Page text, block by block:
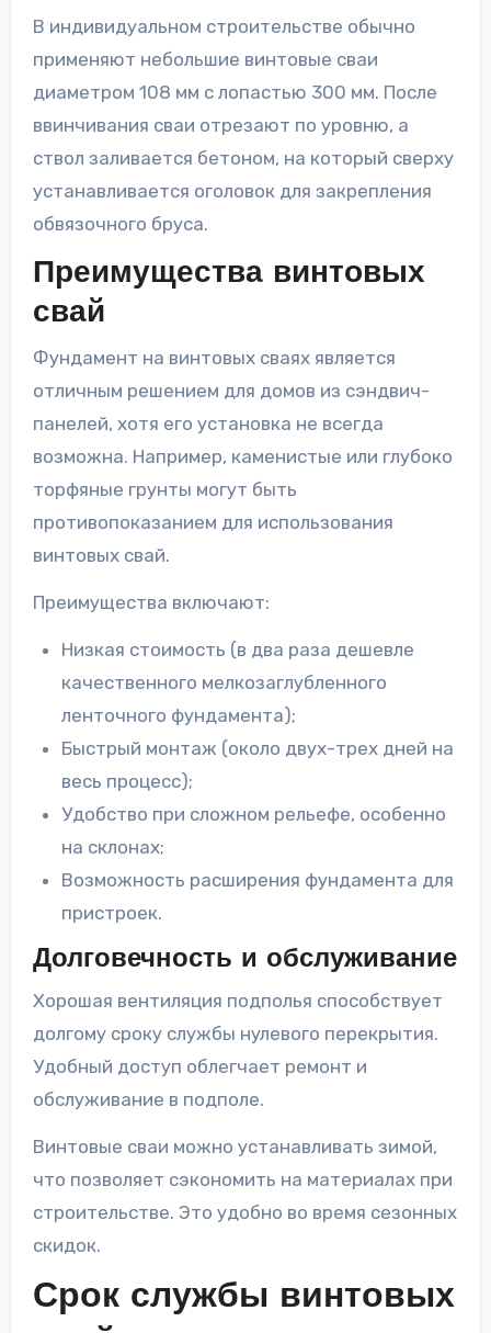
В индивидуальном строительстве обычно
применяют небольшие винтовые сваи
диаметром 108 мм с лопастью 300 мм. После
ввинчивания сваи отрезают по уровню, а
ствол заливается бетоном, на который сверху
устанавливается оголовок для закрепления
обвязочного бруса.
Преимущества винтовых
свай
Фундамент на винтовых сваях является
отличным решением для домов из сэндвич-
панелей, хотя его установка не всегда
возможна. Например, каменистые или глубоко
торфяные грунты могут быть
противопоказанием для использования
винтовых свай.
Преимущества включают:
Низкая стоимость (в два раза дешевле
качественного мелкозаглубленного
ленточного фундамента);
Быстрый монтаж (около двух-трех дней на
весь процесс);
Удобство при сложном рельефе, особенно
на склонах;
Возможность расширения фундамента для
пристроек.
Долговечность и обслуживание
Хорошая вентиляция подполья способствует
долгому сроку службы нулевого перекрытия.
Удобный доступ облегчает ремонт и
обслуживание в подполе.
Винтовые сваи можно устанавливать зимой,
что позволяет сэкономить на материалах при
строительстве. Это удобно во время сезонных
скидок.
Срок службы винтовых